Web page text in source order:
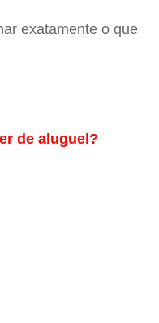
exatamente o que
de aluguel?